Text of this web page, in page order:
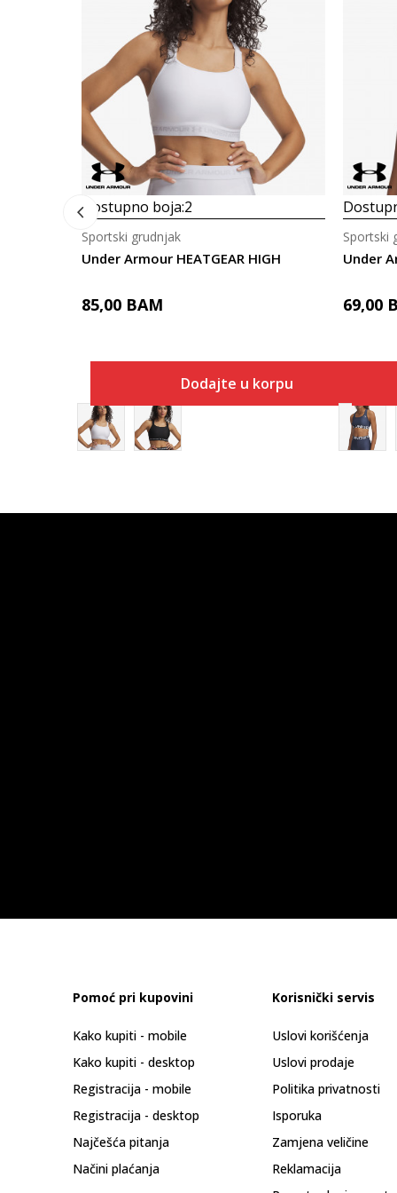
Dostupno boja:2
Under Armour HEATGEAR HIGH
Sportski grudnjak
85,00 BAM
Dodajte u korpu
Under
Sportski
69,00
Pomoć pri kupovini
Kako kupiti - mobile
Kako kupiti - desktop
Registracija - mobile
Registracija - desktop
Najčešća pitanja
Načini plaćanja
Korisnički servis
Uslovi korišćenja
Uslovi prodaje
Politika privatnosti
Isporuka
Zamjena veličine
Reklamacija